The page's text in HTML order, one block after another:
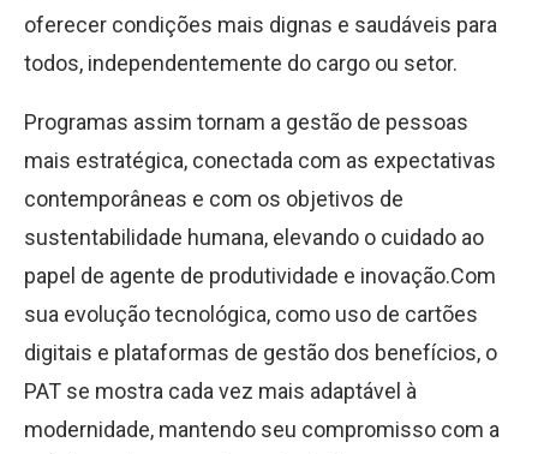
oferecer condições mais dignas e saudáveis para
todos, independentemente do cargo ou setor.
Programas assim tornam a gestão de pessoas
mais estratégica, conectada com as expectativas
contemporâneas e com os objetivos de
sustentabilidade humana, elevando o cuidado ao
papel de agente de produtividade e inovação.Com
sua evolução tecnológica, como uso de cartões
digitais e plataformas de gestão dos benefícios, o
PAT se mostra cada vez mais adaptável à
modernidade, mantendo seu compromisso com a